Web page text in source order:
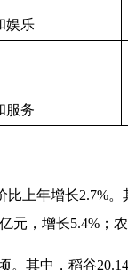
娱乐
服务
比上年增长2.7%。
亿元，增长5.4% ；
。其中，稻谷20.14